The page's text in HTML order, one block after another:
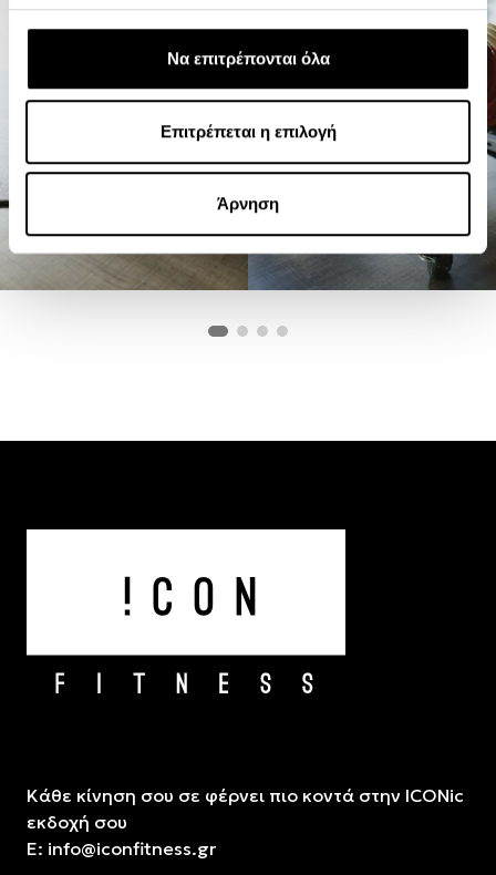
Να επιτρέπονται όλα
Επιτρέπεται η επιλογή
Άρνηση
Κάθε κίνηση σου σε φέρνει πιο κοντά στην ICONic
εκδοχή σου
E: info@iconfitness.gr